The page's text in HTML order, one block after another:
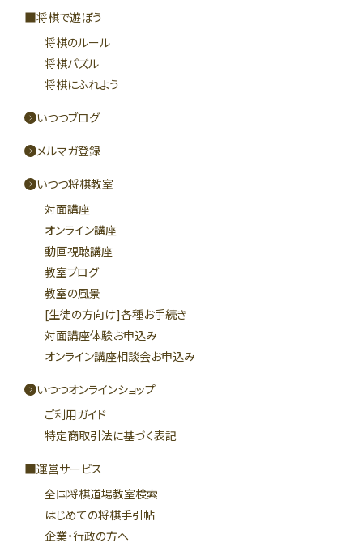
将棋で遊ぼう
将棋のルール
将棋パズル
将棋にふれよう
いつつブログ
メルマガ登録
いつつ将棋教室
対面講座
オンライン講座
動画視聴講座
教室ブログ
教室の風景
[生徒の方向け]各種お手続き
対面講座体験お申込み
オンライン講座相談会お申込み
いつつオンラインショップ
ご利用ガイド
特定商取引法に基づく表記
運営サービス
全国将棋道場教室検索
はじめての将棋手引帖
企業・行政の方へ